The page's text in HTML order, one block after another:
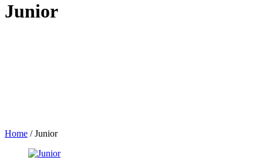
Junior
Home /Junior